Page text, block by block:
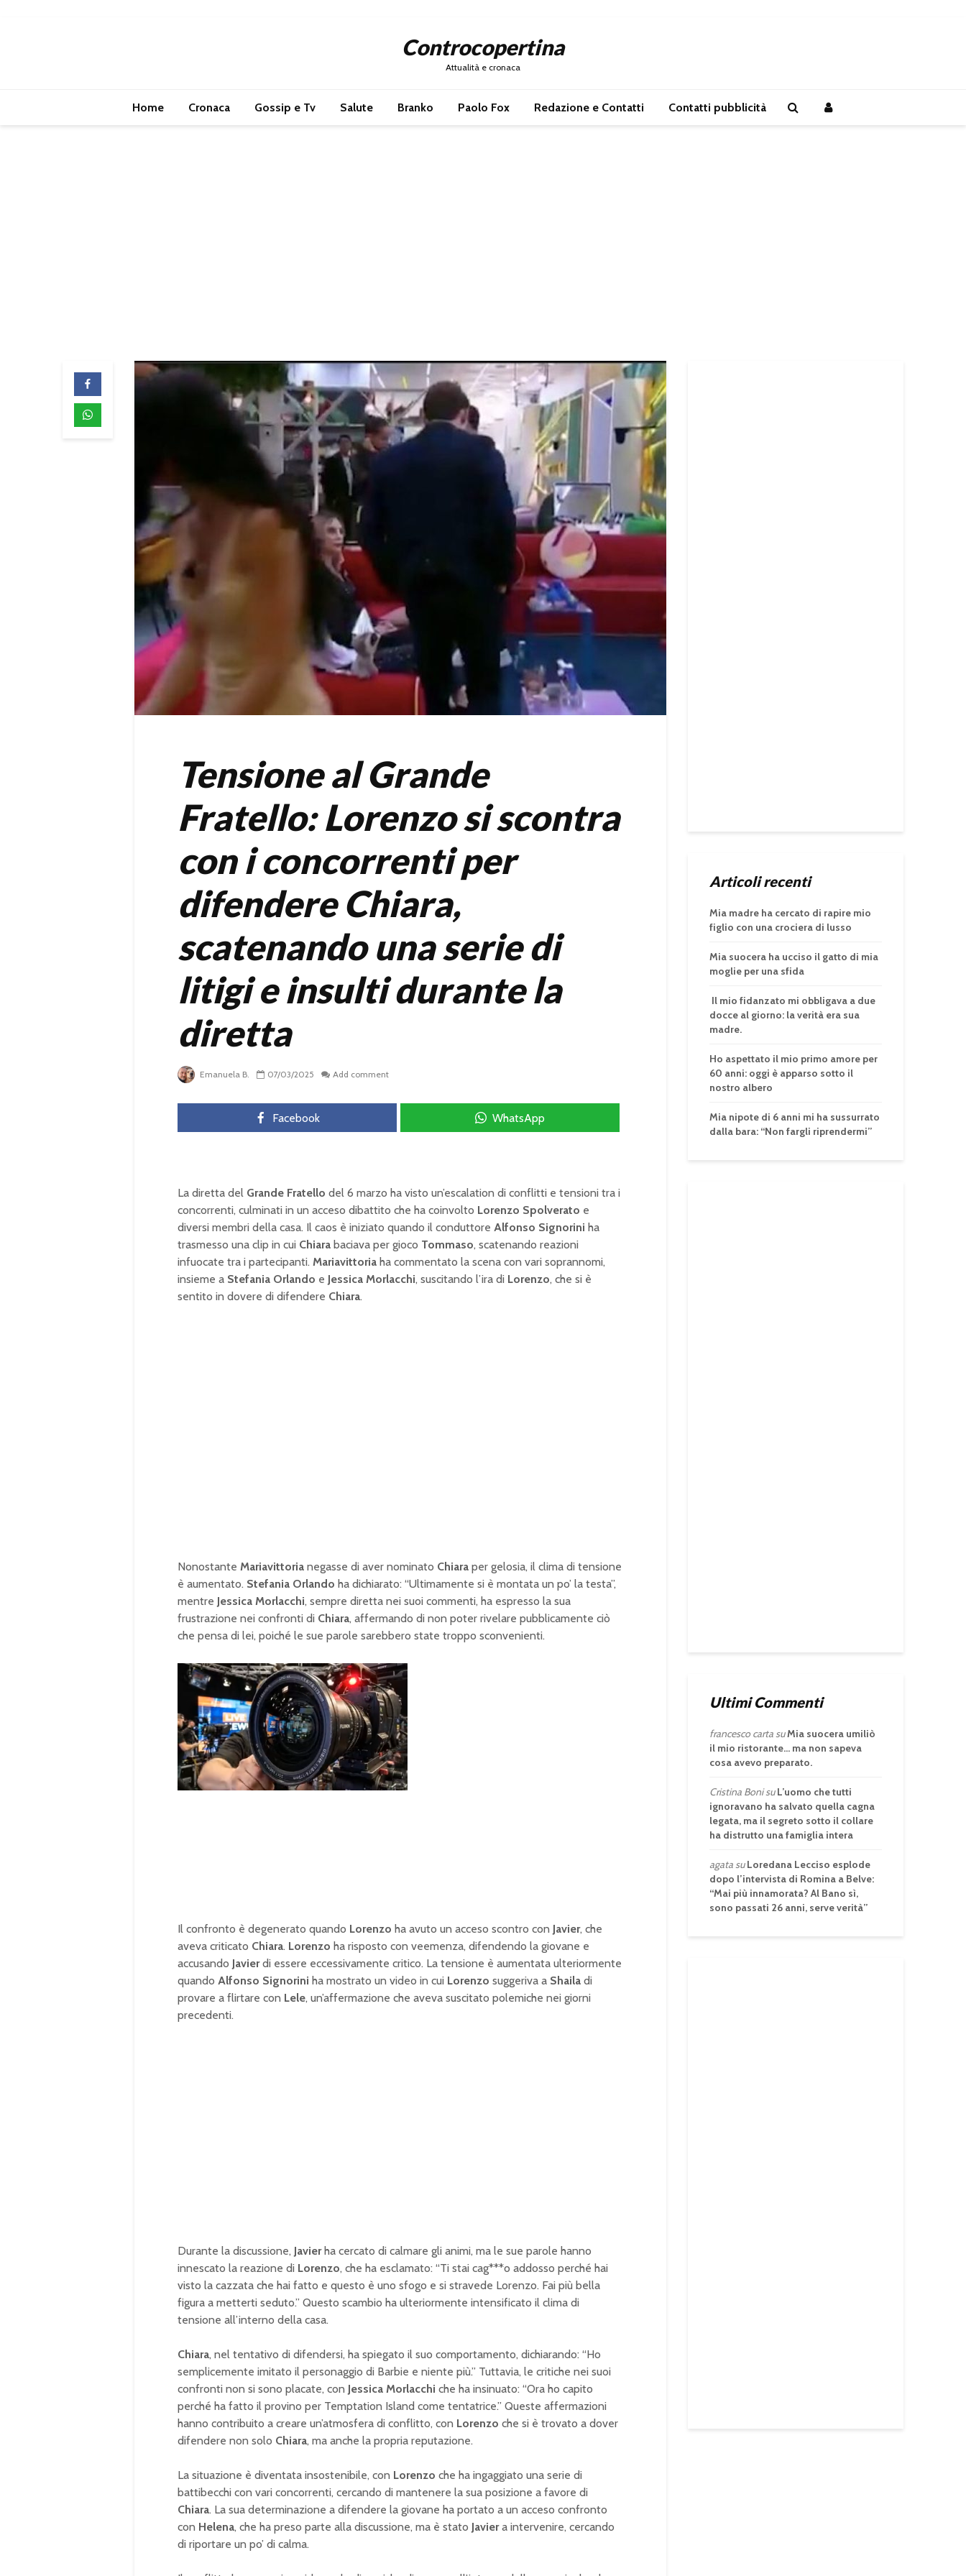
Controcopertina
Attualità e cronaca
Home Cronaca Gossip e Tv Salute Branko Paolo Fox Redazione e Contatti Contatti pubblicità
Tensione al Grande
Fratello: Lorenzo si scontra
con i concorrenti per
difendere Chiara,
scatenando una serie di
litigi e insulti durante la
diretta
Emanuela B. 07/03/2025 Add comment
Facebook WhatsApp
La diretta del Grande Fratello del 6 marzo ha visto un’escalation di conflitti e tensioni tra i
concorrenti, culminati in un acceso dibattito che ha coinvolto Lorenzo Spolverato e
diversi membri della casa. Il caos è iniziato quando il conduttore Alfonso Signorini ha
trasmesso una clip in cui Chiara baciava per gioco Tommaso, scatenando reazioni
infuocate tra i partecipanti. Mariavittoria ha commentato la scena con vari soprannomi,
insieme a Stefania Orlando e Jessica Morlacchi, suscitando l’ira di Lorenzo, che si è
sentito in dovere di difendere Chiara.
Nonostante Mariavittoria negasse di aver nominato Chiara per gelosia, il clima di tensione
è aumentato. Stefania Orlando ha dichiarato: “Ultimamente si è montata un po’ la testa”,
mentre Jessica Morlacchi, sempre diretta nei suoi commenti, ha espresso la sua
frustrazione nei confronti di Chiara, affermando di non poter rivelare pubblicamente ciò
che pensa di lei, poiché le sue parole sarebbero state troppo sconvenienti.
n
L
o
Il confronto è degenerato quando Lorenzo ha avuto un acceso scontro con Javier, che
aveva criticato Chiara. Lorenzo ha risposto con veemenza, difendendo la giovane e
accusando Javierdi essere eccessivamente critico. La tensione è aumentata ulteriormente
quando Alfonso Signorini ha mostrato un video in cui Lorenzo suggeriva a Shaila di
provare a flirtare con Lele, un’affermazione che aveva suscitato polemiche nei giorni
precedenti.
Durante la discussione, Javierha cercato di calmare gli animi, ma le sue parole hanno
innescato la reazione di Lorenzo, che ha esclamato: “Ti stai cag***o addosso perché hai
visto la cazzata che hai fatto e questo è uno sfogo e si stravede Lorenzo. Fai più bella
figura a metterti seduto.” Questo scambio ha ulteriormente intensificato il clima di
tensione all’interno della casa.
Chiara, nel tentativo di difendersi, ha spiegato il suo comportamento, dichiarando: “Ho
semplicemente imitato il personaggio di Barbie e niente più.” Tuttavia, le critiche nei suoi
confronti non si sono placate, con Jessica Morlacchi che ha insinuato: “Ora ho capito
perché ha fatto il provino per Temptation Island come tentatrice.” Queste affermazioni
hanno contribuito a creare un’atmosfera di conflitto, con Lorenzo che si è trovato a dover
difendere non solo Chiara, ma anche la propria reputazione.
La situazione è diventata insostenibile, con Lorenzo che ha ingaggiato una serie di
battibecchi con vari concorrenti, cercando di mantenere la sua posizione a favore di
Chiara. La sua determinazione a difendere la giovane ha portato a un acceso confronto
con Helena, che ha preso parte alla discussione, ma è stato Javiera intervenire, cercando
di riportare un po’ di calma.
Articoli recenti
Mia madre ha cercato di rapire mio
figlio con una crociera di lusso
Mia suocera ha ucciso il gatto di mia
moglie per una sfida
Il mio fidanzato mi obbligava a due
docce al giorno: la verità era sua
madre.
Ho aspettato il mio primo amore per
60 anni: oggi è apparso sotto il
nostro albero
Mia nipote di 6 anni mi ha sussurrato
dalla bara: “Non fargli riprendermi”
Ultimi Commenti
francesco cartasuMia suocera umiliò
il mio ristorante… ma non sapeva
cosa avevo preparato.
Cristina BonisuL’uomo che tutti
ignoravano ha salvato quella cagna
legata, ma il segreto sotto il collare
ha distrutto una famiglia intera
agatasuLoredana Lecciso esplode
dopo l’intervista di Romina a Belve:
“Mai più innamorata? Al Bano sì,
sono passati 26 anni, serve verità”